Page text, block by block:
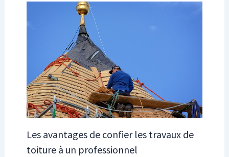
Les avantages de confier les travaux de
toiture à un professionnel